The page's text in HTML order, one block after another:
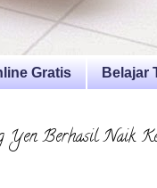
Gratis Belajar
Yen Berhasil Naik